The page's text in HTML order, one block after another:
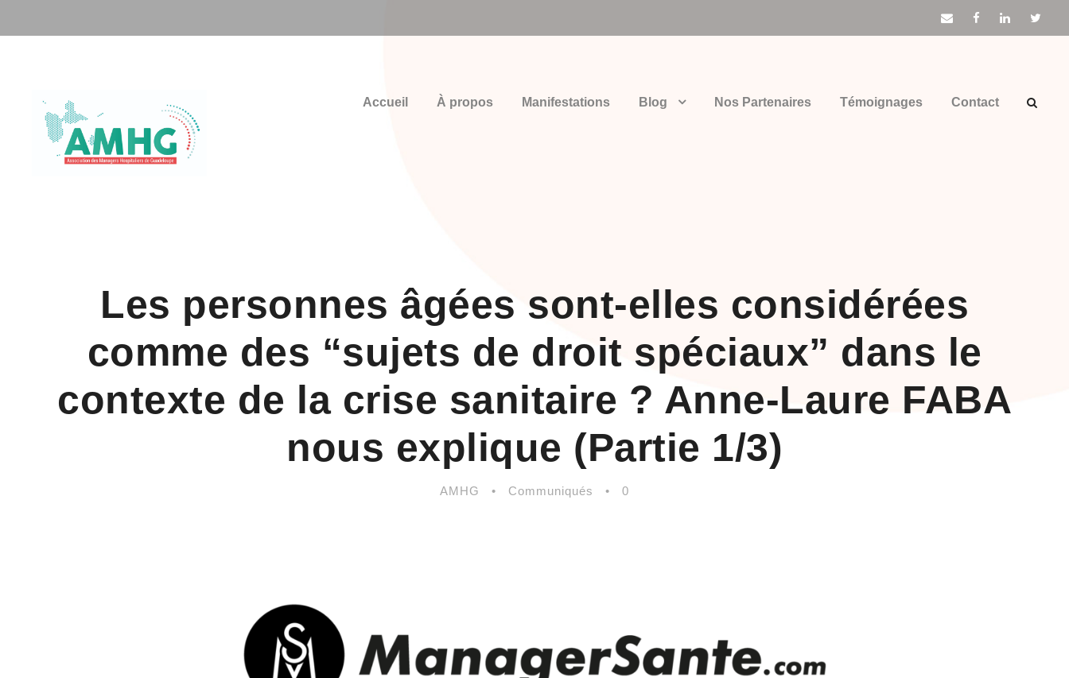
Accueil À propos Manifestations Blog Nos Partenaires Témoignages Contact
Les personnes âgées sont-elles considérées
comme des “sujets de droit spéciaux” dans le
contexte de la crise sanitaire ? Anne-Laure FABA
nous explique (Partie 1/3)
AMHG • Communiqués • 0